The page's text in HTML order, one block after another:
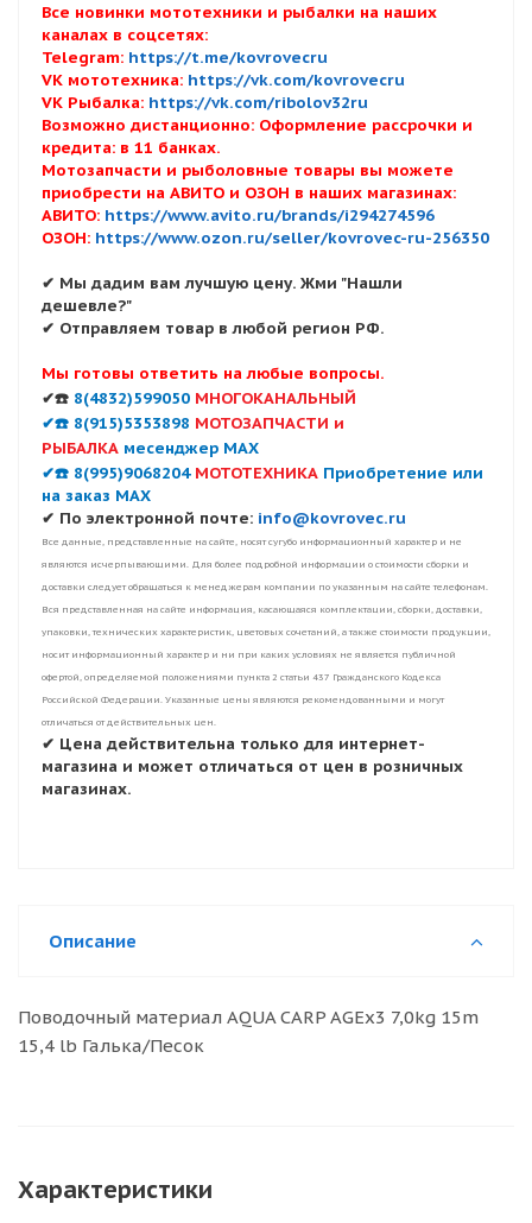
Все новинки мототехники и рыбалки на наших
каналах в соцсетях:
Telegram: https://t.me/kovrovecru
VK мототехника: https://vk.com/kovrovecru
VK Рыбалка: https://vk.com/ribolov32ru
Возможно дистанционно: Оформление рассрочки и
кредита: в 11 банках.
Мотозапчасти и рыболовные товары вы можете
приобрести на АВИТО и ОЗОН в наших магазинах:
АВИТО: https://www.avito.ru/brands/i294274596
ОЗОН: https://www.ozon.ru/seller/kovrovec-ru-256350
✔ Мы дадим вам лучшую цену. Жми "Нашли
дешевле?"
✔ Отправляем товар в любой регион РФ.
Мы готовы ответить на любые вопросы.
✔☎️ 8(4832)599050 МНОГОКАНАЛЬНЫЙ
✔☎️ 8(915)5353898 МОТОЗАПЧАСТИ и
РЫБАЛКА месенджер MAX
✔☎️ 8(995)9068204 МОТОТЕХНИКА Приобретение или
на заказ MAX
✔ По электронной почте: info@kovrovec.ru
Все данные, представленные на сайте, носят сугубо информационный характер и не
являются исчерпывающими. Для более подробной информации о стоимости сборки и
доставки следует обращаться к менеджерам компании по указанным на сайте телефонам.
Вся представленная на сайте информация, касающаяся комплектации, сборки, доставки,
упаковки, технических характеристик, цветовых сочетаний, а также стоимости продукции,
носит информационный характер и ни при каких условиях не является публичной
офертой, определяемой положениями пункта 2 статьи 437 Гражданского Кодекса
Российской Федерации. Указанные цены являются рекомендованными и могут
отличаться от действительных цен.
✔ Цена действительна только для интернет-
магазина и может отличаться от цен в розничных
магазинах.
Описание
Поводочный материал AQUA CARP AGEx3 7,0kg 15m
15,4 lb Галька/Песок
Характеристики